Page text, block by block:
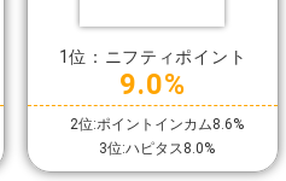
1位：ニフティポイント
9.0%
2位:ポイントインカム8.6%
3位:ハピタス8.0%